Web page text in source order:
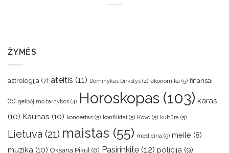
ŽYMĖS
astrologija (7) ateitis (11) Dominykas Dirkstys (4) ekonomika (5) finansai
(6) gelbėjimo tarnybos (4) Horoskopas (103) karas
(10) Kaunas (10) koncertas (5) konfliktai (5) Kovo (5) kultūra (5)
Lietuva (21) maistas (55) medicina (5) meile (8)
muzika (10) Oksana Pikul (6) Pasirinkite (12) policija (9)